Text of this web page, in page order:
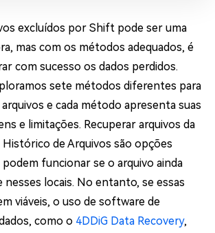
excluídos por Shift pode ser uma
mas com os métodos adequados, é
com sucesso os dados perdidos.
sete métodos diferentes para
e cada método apresenta suas
e limitações. Recuperar arquivos da
Histórico de Arquivos são opções
podem funcionar se o arquivo ainda
locais. No entanto, se essas
viáveis, o uso de software de
como o 4DDiG Data Recovery,